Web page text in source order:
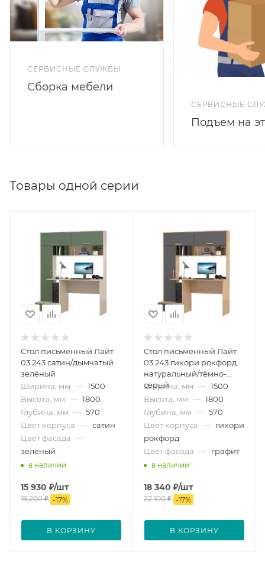
СЕРВИСНЫЕ СЛУЖБЫ
Сборка мебели
СЕРВИСНЫЕ
Подъем на
Товары одной серии
Стол письменный Лайт
03.243 сатин/дымчатый
зелёный
Ширина, мм — 1500
Высота, мм — 1800
Глубина, мм — 570
Цвет корпуса — сатин
Цвет фасада —
зеленый
в наличии
15 930 ₽/шт
19 200₽ -17%
В КОРЗИНУ
Стол письменный Лайт
03.243 гикори рокфорд
натуральный/тёмно-
серый
Ширина, мм — 1500
Высота, мм — 1800
Глубина, мм — 570
Цвет корпуса — гикори
рокфорд
Цвет фасада — графит
в наличии
18 340 ₽/шт
22 100₽ -17%
В КОРЗИНУ